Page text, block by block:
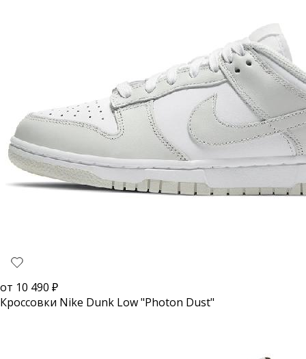
от 10 490 ₽
Кроссовки Nike Dunk Low "Photon Dust"